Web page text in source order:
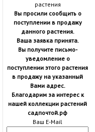
растения
Вы просили сообщить о
поступлении в продажу
данного растения.
Ваша заявка принята.
Вы получите письмо-
уведомление о
поступлении этого растения
в продажу на указанный
Вами адрес.
Благодарим за интерес к
нашей коллекции растений
садпочтой.рф
Ваш E-Mail